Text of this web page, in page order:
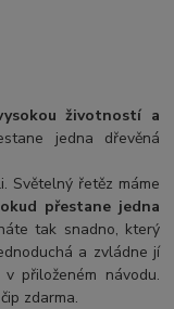
životností a
jedna dřevěná
Světelný řetěz máme
přestane jedna
tak snadno, který
a zvládne jí
přiloženém návodu.
zdarma.